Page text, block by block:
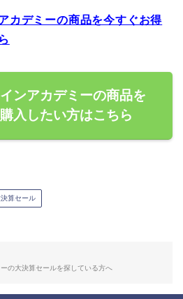
カデミーの商品を今すぐお得
ンアカデミーの商品を
入したい方はこちら
算セール
の大決算セールを探している方へ